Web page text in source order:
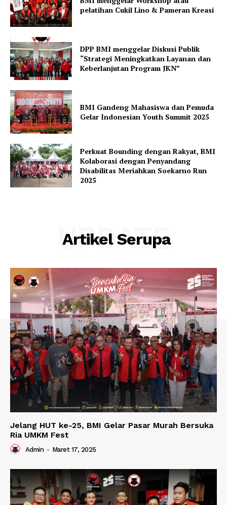
pelatihan Cukil Lino & Pameran Kreasi
DPP BMI menggelar Diskusi Publik
“Strategi Meningkatkan Layanan dan
Keberlanjutan Program JKN”
BMI Gandeng Mahasiswa dan Pemuda
Gelar Indonesian Youth Summit 2025
Perkuat Bounding dengan Rakyat, BMI
Kolaborasi dengan Penyandang
Disabilitas Meriahkan Soekarno Run
2025
Artikel Serupa
UPDATE
Jelang HUT ke-25, BMI Gelar Pasar Murah Bersuka
Ria UMKM Fest
Admin - Maret 17, 2025